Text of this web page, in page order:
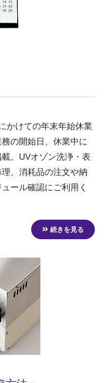
かけての年末年始休業
の開始日、休業中に
。UVオゾン洗浄・表
、消耗品の注文や納
ール確認にご利用く
続きを見る